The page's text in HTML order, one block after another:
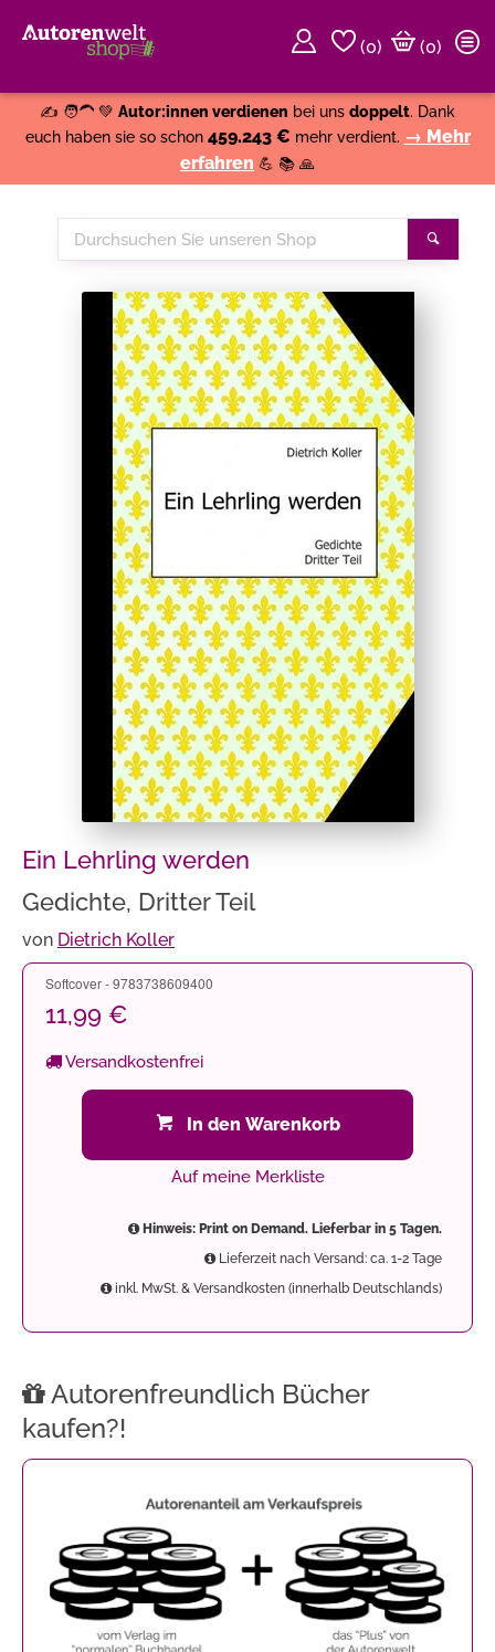
(0)
(0)
✍️ 🧑‍🦱 💚 Autor:innen verdienen bei uns doppelt. Dank
euch haben sie so schon 459.243 € mehr verdient. → Mehr
erfahren 💪 📚 🙏
Durchsuchen
Sie
Ein Lehrling werden
Gedichte, Dritter Teil
von Dietrich Koller
Softcover - 9783738609400
11,99 €
Versandkostenfrei
In den Warenkorb
Auf meine Merkliste
Hinweis: Print on Demand. Lieferbar in 5 Tagen.
Lieferzeit nach Versand: ca. 1-2 Tage
inkl. MwSt. & Versandkosten (innerhalb Deutschlands)
Autorenfreundlich Bücher
kaufen?!